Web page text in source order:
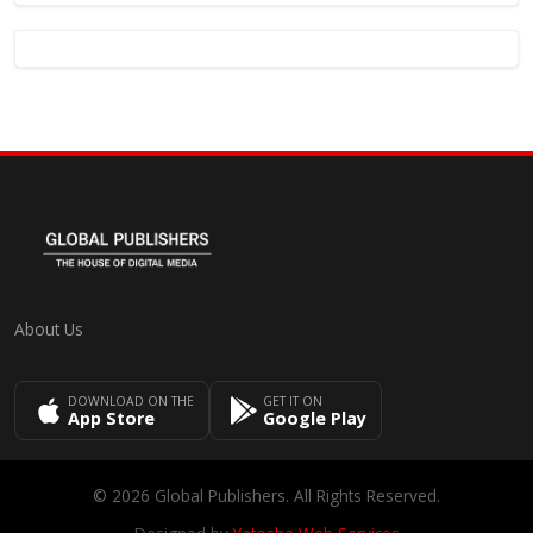
About Us
DOWNLOAD ON THE
App Store
GET IT ON
Google Play
© 2026 Global Publishers. All Rights Reserved.